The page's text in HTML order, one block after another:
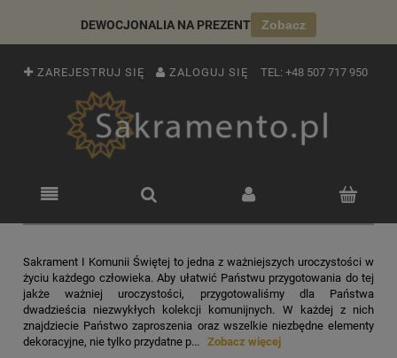
DEWOCJONALIA NA PREZENT Zobacz
ZAREJESTRUJ SIĘ ZALOGUJ SIĘ TEL: +48 507 717 950
Sakrament I Komunii Świętej to jedna z ważniejszych uroczystości w
życiu każdego człowieka. Aby ułatwić Państwu przygotowania do tej
jakże ważniej uroczystości, przygotowaliśmy dla Państwa
dwadzieścia niezwykłych kolekcji komunijnych. W każdej z nich
znajdziecie Państwo zaproszenia oraz wszelkie niezbędne elementy
dekoracyjne, nie tylko przydatne p... Zobacz więcej